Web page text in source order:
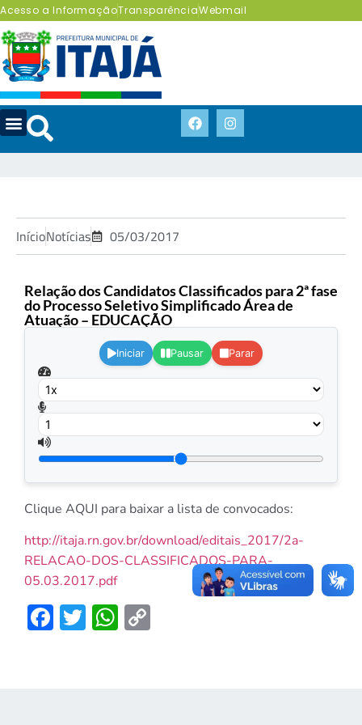
Acesso a InformaçãoTransparênciaWebmail
InícioNotícias 05/03/2017
Relação dos Candidatos Classificados para 2ª fase
do Processo Seletivo Simplificado Área de
Atuação – EDUCAÇÃO
Iniciar Pausar Parar
Clique AQUI para baixar a lista de convocados:
http://itaja.rn.gov.br/download/editais_2017/2a-
RELACAO-DOS-CLASSIFICADOS-PARA-
05.03.2017.pdf
Facebook
TwitterWhatsApp